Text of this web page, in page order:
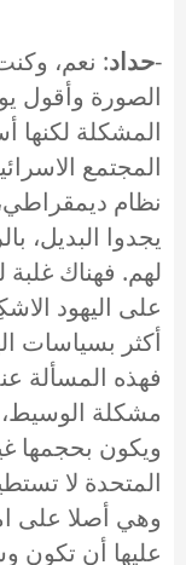
-حداد: نعم،
الصورة وأقول
المشكلة لكنها
المجتمع
نظام
يجدوا البديل،
لهم. فهناك غلبة
على اليهود
أكثر بسياسات
فهذه المسألة
مشكلة الوسيط،
ويكون بحجمها
المتحدة لا
وهي أصلا على
عليها أن تكون